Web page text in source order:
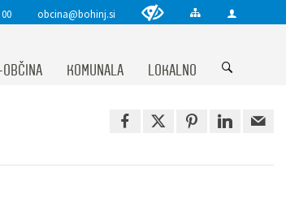
obcina@bohinj.si
KOMUNALA LOKALNO